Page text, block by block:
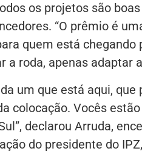
os projetos são
“O prêmio é
quem está
a roda, apenas adaptar
um que está aqui,
colocação. Vocês
declarou Arruda,
do presidente do